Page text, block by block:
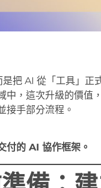
把 AI 從「工具」正
中，這次升級的價值
接手部分流程。
付的 AI 協作框架。